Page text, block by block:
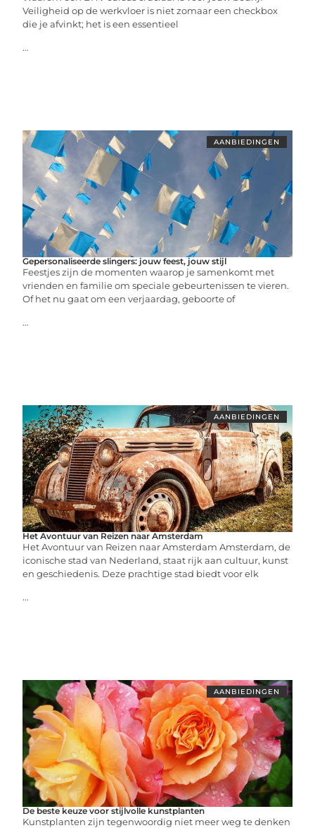
Veiligheid op de werkvloer is niet zomaar een checkbox
die je afvinkt; het is een essentieel
...
AANBIEDINGEN
Gepersonaliseerde slingers: jouw feest, jouw stijl
Feestjes zijn de momenten waarop je samenkomt met
vrienden en familie om speciale gebeurtenissen te vieren.
Of het nu gaat om een verjaardag, geboorte of
...
AANBIEDINGEN
Het Avontuur van Reizen naar Amsterdam
Het Avontuur van Reizen naar Amsterdam Amsterdam, de
iconische stad van Nederland, staat rijk aan cultuur, kunst
en geschiedenis. Deze prachtige stad biedt voor elk
...
AANBIEDINGEN
De beste keuze voor stijlvolle kunstplanten
Kunstplanten zijn tegenwoordig niet meer weg te denken